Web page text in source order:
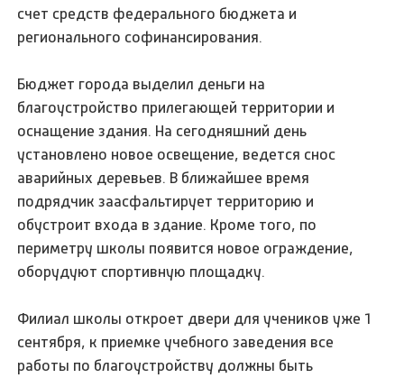
счет средств федерального бюджета и
регионального софинансирования.
Бюджет города выделил деньги на
благоустройство прилегающей территории и
оснащение здания. На сегодняшний день
установлено новое освещение, ведется снос
аварийных деревьев. В ближайшее время
подрядчик заасфальтирует территорию и
обустроит входа в здание. Кроме того, по
периметру школы появится новое ограждение,
оборудуют спортивную площадку.
Филиал школы откроет двери для учеников уже 1
сентября, к приемке учебного заведения все
работы по благоустройству должны быть